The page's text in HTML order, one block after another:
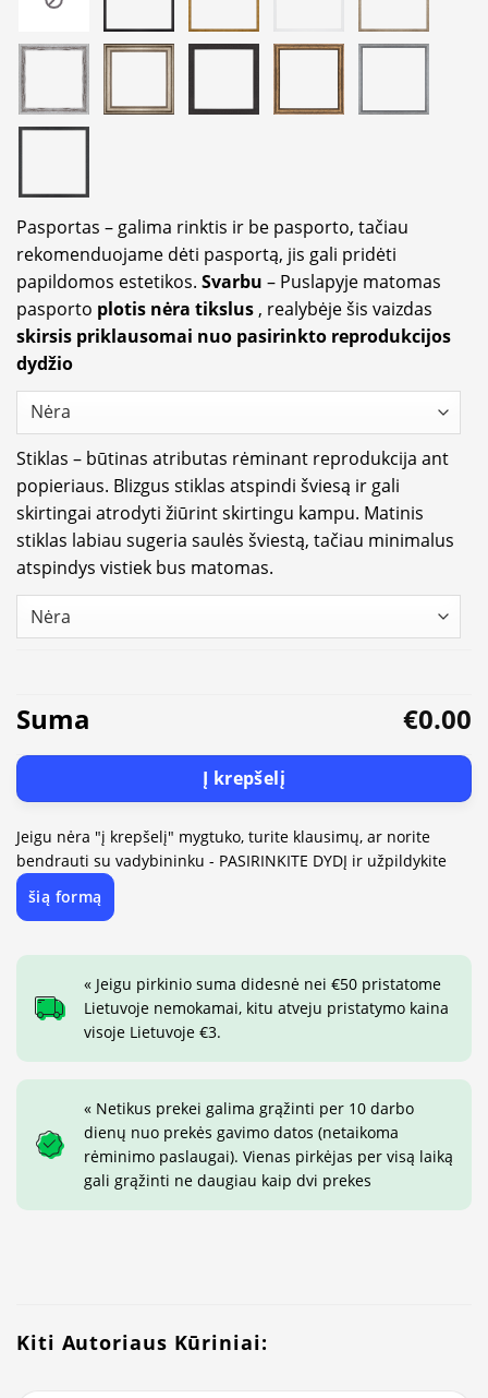
Pasportas – galima rinktis ir be pasporto, tačiau
rekomenduojame dėti pasportą, jis gali pridėti
papildomos estetikos. Svarbu – Puslapyje matomas
pasporto plotis nėra tikslus , realybėje šis vaizdas
skirsis priklausomai nuo pasirinkto reprodukcijos
dydžio
Stiklas – būtinas atributas rėminant reprodukcija ant
popieriaus. Blizgus stiklas atspindi šviesą ir gali
skirtingai atrodyti žiūrint skirtingu kampu. Matinis
stiklas labiau sugeria saulės šviestą, tačiau minimalus
atspindys vistiek bus matomas.
Suma €0.00
Į krepšelį
Jeigu nėra "į krepšelį" mygtuko, turite klausimų, ar norite
bendrauti su vadybininku - PASIRINKITE DYDĮ ir užpildykite
šią formą
« Jeigu pirkinio suma didesnė nei €50 pristatome
Lietuvoje nemokamai, kitu atveju pristatymo kaina
visoje Lietuvoje €3.
« Netikus prekei galima grąžinti per 10 darbo
dienų nuo prekės gavimo datos (netaikoma
rėminimo paslaugai). Vienas pirkėjas per visą laiką
gali grąžinti ne daugiau kaip dvi prekes
Kiti Autoriaus Kūriniai: